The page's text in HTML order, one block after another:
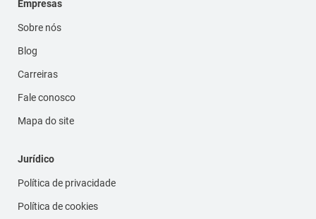
Empresas
Sobre nós
Blog
Carreiras
Fale conosco
Mapa do site
Jurídico
Política de privacidade
Política de cookies